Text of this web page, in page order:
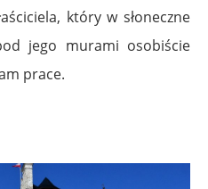
który w słoneczne
jego murami osobiście
prace.